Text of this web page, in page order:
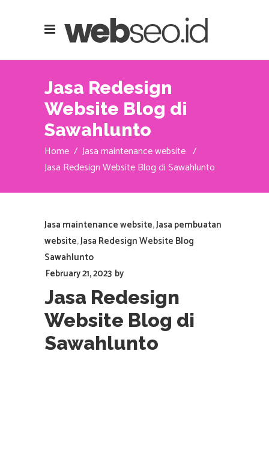
Jasa Redesign
Website Blog di
Sawahlunto
Home / Jasa maintenance website /
Jasa Redesign Website Blog di Sawahlunto
Jasa maintenance website,Jasa pembuatan
website,Jasa Redesign Website Blog
Sawahlunto
February 21, 2023 by
Jasa Redesign
Website Blog di
Sawahlunto